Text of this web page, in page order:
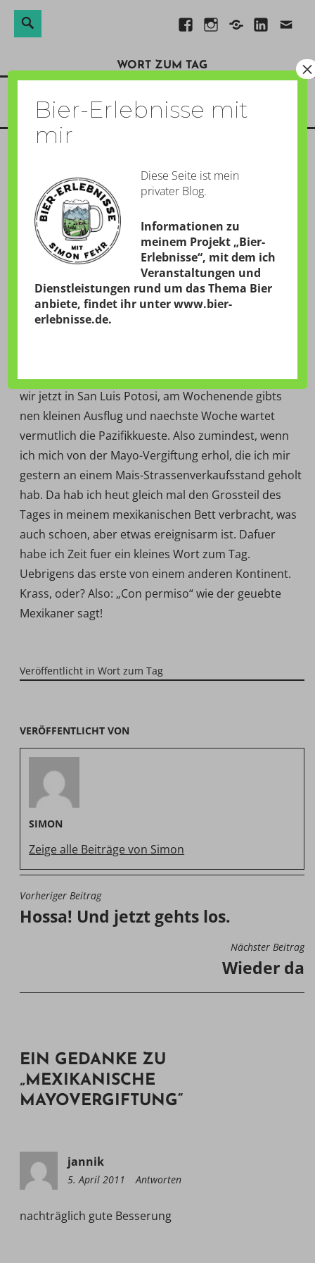
Direkt
Inhalt
FacebookInstagram
Xing Linkedin
E-
Suche
WORT ZUM TAG
Menü
MEXIKANISCHE
MAYOVERGIFTUNG
GESCHRIEBEN AM: 18. MÄRZ 2011
Simon
18:01 Uhr – So. Eine kurze Meldung aus Mexiko soll
Zunaechst waren wir in Mexico-City, diese Woche sind
wir jetzt in San Luis Potosi, am Wochenende gibts
nen kleinen Ausflug und naechste Woche wartet
vermutlich die Pazifikkueste. Also zumindest, wenn
ich mich von der Mayo-Vergiftung erhol, die ich mir
gestern an einem Mais-Strassenverkaufsstand geholt
hab. Da hab ich heut gleich mal den Grossteil des
Tages in meinem mexikanischen Bett verbracht, was
auch schoen, aber etwas ereignisarm ist. Dafuer
habe ich Zeit fuer ein kleines Wort zum Tag.
Uebrigens das erste von einem anderen Kontinent.
Krass, oder? Also: „Con permiso“ wie der geuebte
Mexikaner sagt!
Veröffentlicht in Wort zum Tag
VERÖFFENTLICHT VON
SIMON
Zeige alle Beiträge von Simon
BEITRAGSNAVIGATION
Vorheriger Beitrag
Hossa! Und jetzt gehts los.
Nächster Beitrag
Wieder da
EIN GEDANKE ZU
„MEXIKANISCHE
MAYOVERGIFTUNG“
jannik
5. April 2011 16:31
Antworten
nachträglich gute Besserung
Bier-Erlebnisse mit
mir
Diese Seite ist mein
privater Blog.
Informationen zu
meinem Projekt „Bier-
Erlebnisse“, mit dem ich
Veranstaltungen und
Dienstleistungen rund um das Thema Bier
anbiete, findet ihr unterwww.bier-
erlebnisse.de.
×